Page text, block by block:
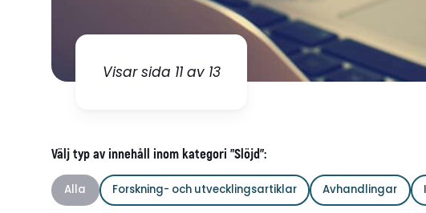
Visar sida 11 av 13
Välj typ av innehåll inom kategori "Slöjd":
Alla Forskning- och utvecklingsartiklar Avhandlingar